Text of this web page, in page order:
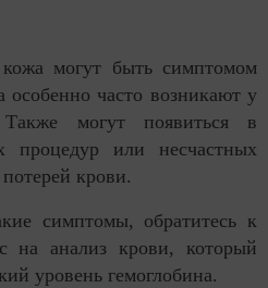
могут быть симптомом
часто возникают у
могут появиться в
процедур или несчастных
крови.
симптомы, обратитесь к
на анализ крови, который
уровень гемоглобина.